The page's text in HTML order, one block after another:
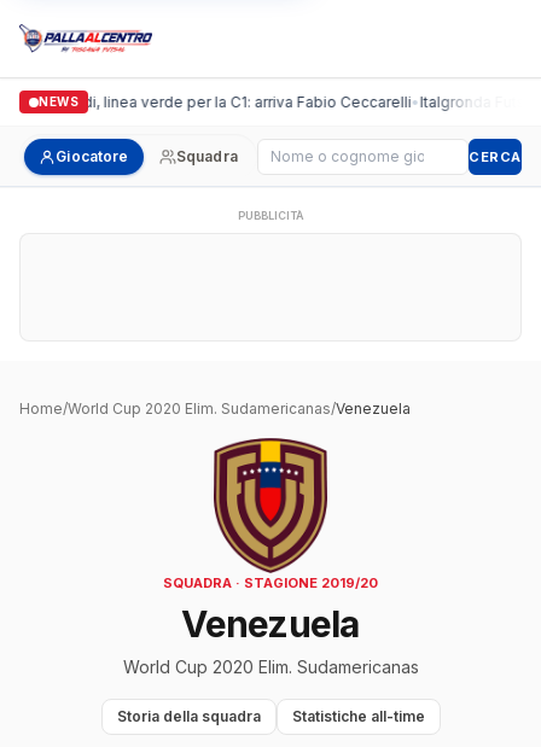
NEWS
Casalguidi, linea verde per la C1: arriva Fabio Ceccarelli•Italgronda Futsal
Giocatore Squadra Cerca giocatore CERCA
PUBBLICITÀ
Home/World Cup 2020 Elim. Sudamericanas/Venezuela
SQUADRA · STAGIONE 2019/20
Venezuela
World Cup 2020 Elim. Sudamericanas
Storia della squadra Statistiche all-time